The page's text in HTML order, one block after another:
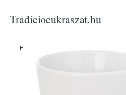
Tradiciocukraszat.hu
Home